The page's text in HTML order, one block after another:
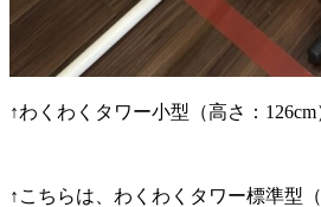
↑わくわくタワー小型（高さ：126cm
↑こちらは、わくわくタワー標準型（